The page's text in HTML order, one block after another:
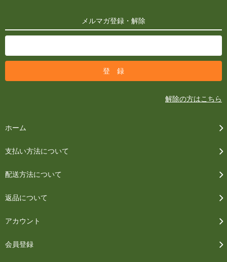
メルマガ登録・解除
解除の方はこちら
ホーム
支払い方法について
配送方法について
返品について
アカウント
会員登録